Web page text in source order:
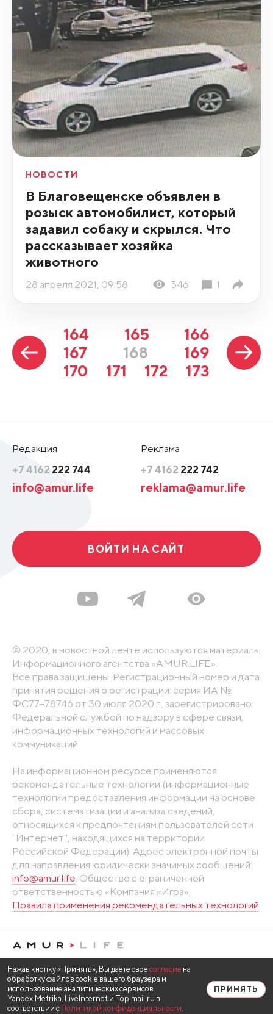
НОВОСТИ
В Благовещенске объявлен в
розыск автомобилист, который
задавил собаку и скрылся. Что
рассказывает хозяйка
животного
28 апреля 2021, 09:58 546 1
164 165
166
167
168
169
170
171 172 173
Редакция
+7 4162 222 744
info@amur.life
Реклама
+7 4162 222 742
reklama@amur.life
ВОЙТИ НА САЙТ
© 2020, в новостной ленте используются материалы
Информационного агентства «AMUR.LIFE».
Все права защищены. Регистрационный номер и дата
принятия решения о регистрации: серия ИА №
ФС77-78746 от 30 июля 2020 г., зарегистрировано
Федеральной службой по надзору в сфере связи,
информационных технологий и массовых
коммуникаций
На информационном ресурсе применяются
рекомендательные технологии (информационные
технологии предоставления информации на основе
сбора, систематизации и анализа сведений,
относящихся к предпочтениям пользователей сети
"Интернет", находящихся на территории
Российской Федерации). Адрес электронной почты
для направления юридически значимых сообщений:
info@amur.life . Общество с ограниченной
ответственностью «Компания «Игра».
Правила применения рекомендательных технологий
Нажав кнопку «Принять», Вы даете свое согласие на
обработку файлов cookie вашего браузера и
использование аналитических сервисов
Yandex.Metrika, LiveInternet и Top.mail.ru в
соответствии с Политикой конфиденциальности.
ПРИНЯТЬ